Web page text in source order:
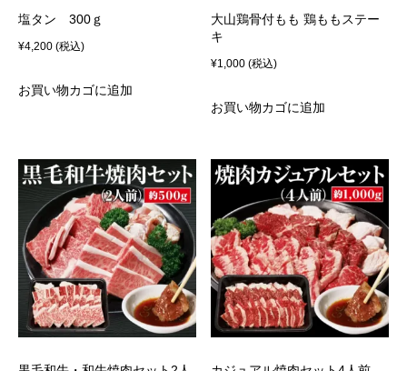
塩タン 300ｇ
¥4,200 (税込)
お買い物カゴに追加
大山鶏骨付もも 鶏ももステー
キ
¥1,000 (税込)
お買い物カゴに追加